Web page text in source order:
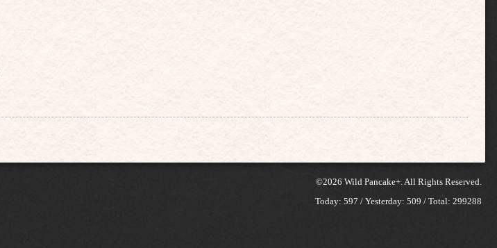
©2026 Wild Pancake+ . All Rights Reserved.
Today: 597 / Yesterday: 509 / Total: 299288